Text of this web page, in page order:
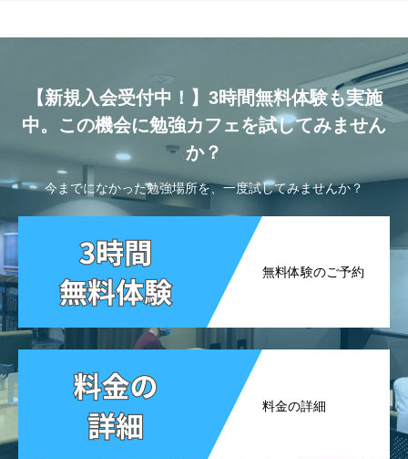
【新規入会受付中！】3時間無料体験も実施
中。この機会に勉強カフェを試してみません
か？
今までになかった勉強場所を、一度試してみませんか？
無料体験のご予約
料金の詳細